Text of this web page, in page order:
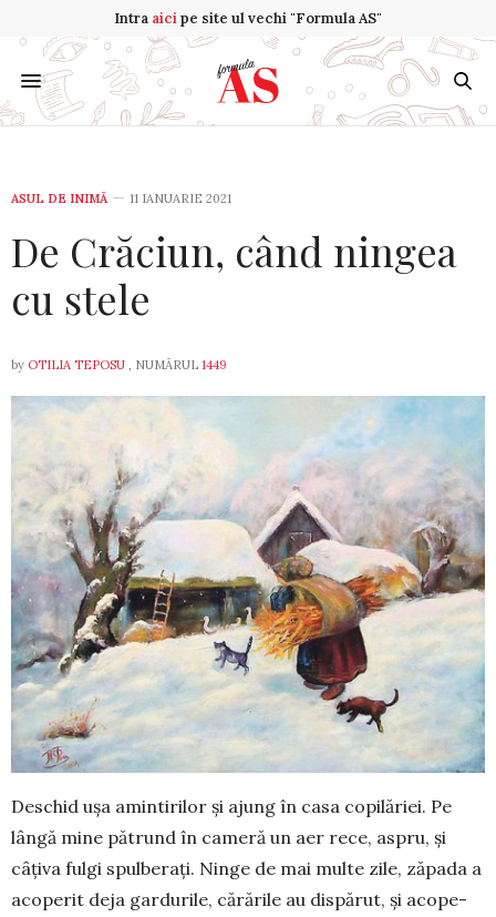
Intra aicipe site ul vechi "Formula AS"
ASUL DE INIMĂ 11 IANUARIE 2021
De Crăciun, când ningea
cu stele
by OTILIA TEPOSU , NUMĂRUL 1449
Deschid ușa amintirilor și ajung în casa copilăriei. Pe
lângă mine pătrund în ca­meră un aer rece, aspru, și
câțiva fulgi spulberați. Ninge de mai multe zile, zăpada a
aco­perit deja gardurile, cărările au dispărut, și acope­